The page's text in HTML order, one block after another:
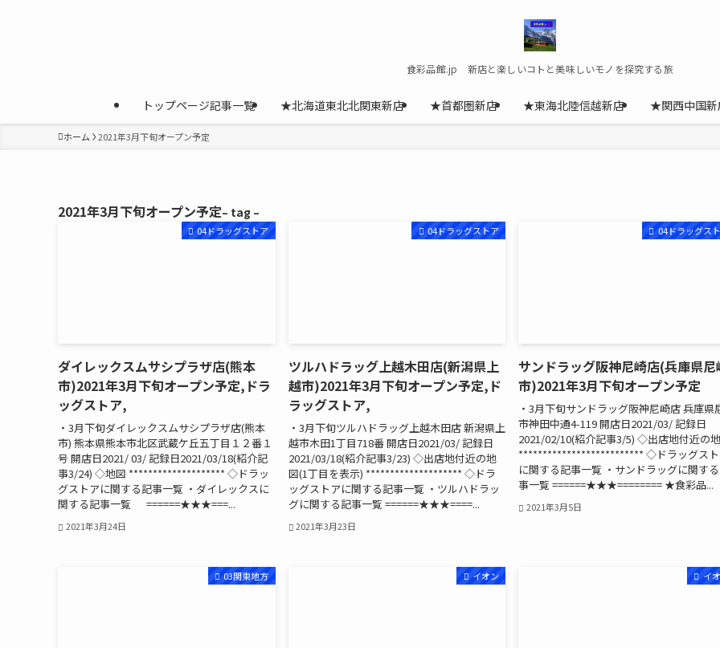
食彩品館.jp 新店と楽しいコトと美味しいモノを探究する旅
トップページ記事一覧 ★北海道東北北関東新店 ★首都圏新店 ★東海北陸信越新店 ★関西中国新
ホーム 2021年3月下旬オープン予定
2021年3月下旬オープン予定– tag –
04ドラッグストア
ダイレックスムサシプラザ店(熊本
市)2021年3月下旬オープン予定,ドラ
ッグストア,
・3月下旬ダイレックスムサシプラザ店(熊本
市) 熊本県熊本市北区武蔵ケ丘五丁目１２番１
号 開店日2021/ 03/ 記録日2021/03/18(紹介記
事3/24) ◇地図 ******************** ◇ドラッ
グストアに関する記事一覧 ・ダイレックスに
関する記事一覧 ======★★★===...
2021年3月24日
04ドラッグストア
ツルハドラッグ上越木田店(新潟県上
越市)2021年3月下旬オープン予定,ド
ラッグストア,
・3月下旬ツルハドラッグ上越木田店 新潟県上
越市木田1丁目718番 開店日2021/03/ 記録日
2021/03/18(紹介記事3/23) ◇出店地付近の地
図(1丁目を表示) ******************** ◇ドラ
ッグストアに関する記事一覧 ・ツルハドラッ
グに関する記事一覧 ======★★★====...
2021年3月23日
04ドラッグス
サンドラッグ阪神尼崎店(兵庫県尼
市)2021年3月下旬オープン予定
・3月下旬サンドラッグ阪神尼崎店 兵庫県
市神田中通4-119 開店日2021/03/ 記録日
2021/02/10(紹介記事3/5) ◇出店地付近の
************************** ◇ドラッグスト
に関する記事一覧 ・サンドラッグに関す
事一覧 ======★★★======== ★食彩品...
2021年3月5日
03関東地方 イオン イ